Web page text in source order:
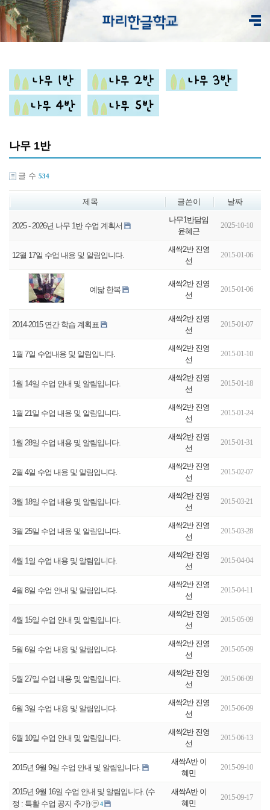
나무 1반
글 수 534
제목 글쓴이 날짜
2025 - 2026년 나무 1반 수업 계획서
나무1반담임
윤혜근
2025-10-10
12월 17일 수업 내용 및 알림입니다.
새싹2반 진영
선
2015-01-06
예닮 한복
새싹2반 진영
선
2015-01-06
2014-2015 연간 학습 계획표
새싹2반 진영
선
2015-01-07
1월 7일 수업내용 및 알림입니다.
새싹2반 진영
선
2015-01-10
1월 14일 수업 안내 및 알림입니다.
새싹2반 진영
선
2015-01-18
1월 21일 수업 내용 및 알림입니다.
새싹2반 진영
선
2015-01-24
1월 28일 수업 내용 및 알림입니다.
새싹2반 진영
선
2015-01-31
2월 4일 수업 내용 및 알림입니다.
새싹2반 진영
선
2015-02-07
3월 18일 수업 내용 및 알림입니다.
새싹2반 진영
선
2015-03-21
3월 25일 수업 내용 및 알림입니다.
새싹2반 진영
선
2015-03-28
4월 1일 수업 내용 및 알림입니다.
새싹2반 진영
선
2015-04-04
4월 8일 수업 안내 및 알림입니다.
새싹2반 진영
선
2015-04-11
4월 15일 수업 안내 및 알림입니다.
새싹2반 진영
선
2015-05-09
5월 6일 수업 내용 및 알림입니다.
새싹2반 진영
선
2015-05-09
5월 27일 수업 내용 및 알림입니다.
새싹2반 진영
선
2015-06-09
6월 3일 수업 내용 및 알림입니다.
새싹2반 진영
선
2015-06-09
6월 10일 수업 안내 및 알림입니다.
새싹2반 진영
선
2015-06-13
2015년 9월 9일 수업 안내 및 알림입니다.
새싹A반 이
혜민
2015-09-10
2015년 9월 16일 수업 안내 및 알림입니다. (수
정 : 특활 수업 공지 추가)
4
새싹A반 이
혜민
2015-09-17